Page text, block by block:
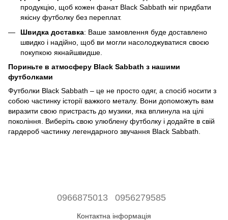
продукцію, щоб кожен фанат Black Sabbath міг придбати
якісну футболку без переплат.
Швидка доставка: Ваше замовлення буде доставлено
швидко і надійно, щоб ви могли насолоджуватися своєю
покупкою якнайшвидше.
Пориньте в атмосферу Black Sabbath з нашими
футболками
Футболки Black Sabbath – це не просто одяг, а спосіб носити з
собою частинку історії важкого металу. Вони допоможуть вам
виразити свою пристрасть до музики, яка вплинула на цілі
покоління. Виберіть свою улюблену футболку і додайте в свій
гардероб частинку легендарного звучання Black Sabbath.
0966875013 0956279585
Контактна інформація